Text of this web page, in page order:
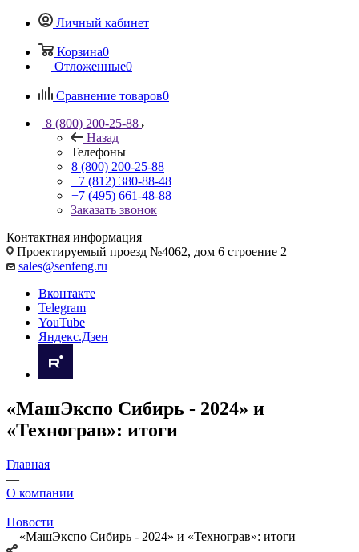
Личный кабинет
Корзина0
Отложенные0
Сравнение товаров0
8 (800) 200-25-88
Назад
Телефоны
8 (800) 200-25-88
+7 (812) 380-88-48
+7 (495) 661-48-88
Заказать звонок
Контактная информация
Проектируемый проезд №4062, дом 6 строение 2
sales@senfeng.ru
Вконтакте
Telegram
YouTube
Яндекс.Дзен
«МашЭкспо Сибирь - 2024» и
«Технограв»: итоги
Главная
—
О компании
—
Новости
—«МашЭкспо Сибирь - 2024» и «Технограв»: итоги